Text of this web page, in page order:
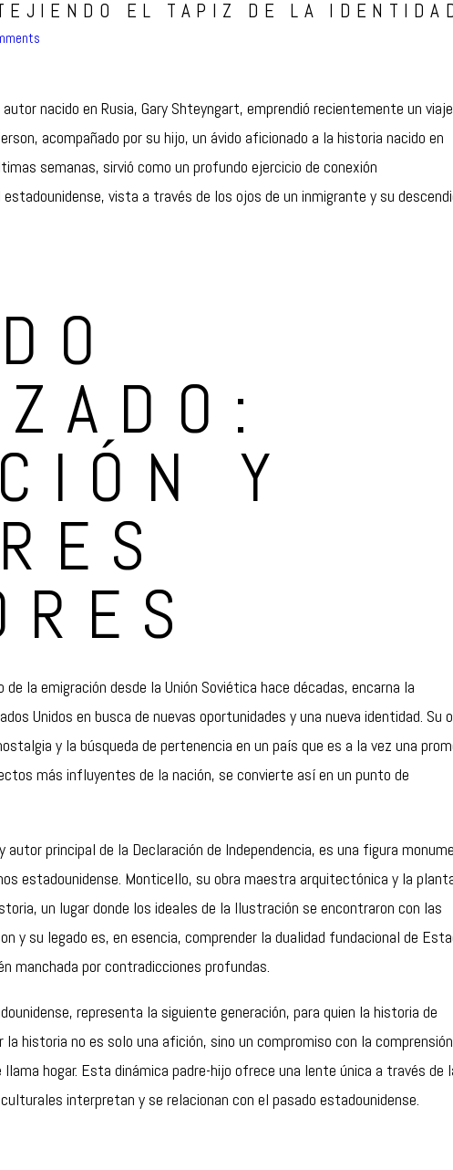
EL TAPIZ DE LA
nacido en Rusia, Gary Shteyngart, emprendió recientemente un viaje
acompañado por su hijo, un ávido aficionado a la historia nacido en
semanas, sirvió como un profundo ejercicio de conexión
vista a través de los ojos de un inmigrante y su
Y
la emigración desde la Unión Soviética hace décadas, encarna la
Unidos en busca de nuevas oportunidades y una nueva identidad. Su
y la búsqueda de pertenencia en un país que es a la vez una
más influyentes de la nación, se convierte así en un punto de
principal de la Declaración de Independencia, es una figura
estadounidense. Monticello, su obra maestra arquitectónica y la
un lugar donde los ideales de la Ilustración se encontraron con las
y su legado es, en esencia, comprender la dualidad fundacional de
manchada por contradicciones profundas.
representa la siguiente generación, para quien la historia de
historia no es solo una afición, sino un compromiso con la
hogar. Esta dinámica padre-hijo ofrece una lente única a través de
interpretan y se relacionan con el pasado estadounidense.